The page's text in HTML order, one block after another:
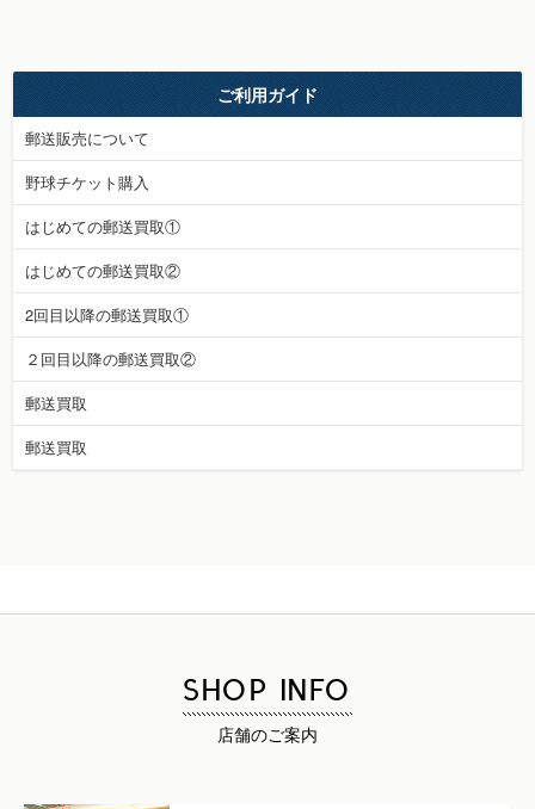
ご利用ガイド
郵送販売について
野球チケット購入
はじめての郵送買取①
はじめての郵送買取②
2回目以降の郵送買取①
２回目以降の郵送買取②
郵送買取
郵送買取
SHOP INFO
店舗のご案内